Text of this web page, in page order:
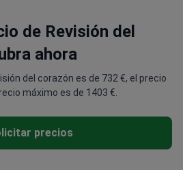
de Revisión del
ahora
del corazón es de 732 €, el precio
máximo es de 1403 €.
precios